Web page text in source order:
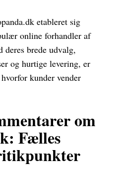
etableret sig
online forhandler af
deres brede udvalg,
og hurtige levering, er
kunder vender
om
Fælles